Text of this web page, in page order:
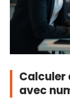
Calculer
avec